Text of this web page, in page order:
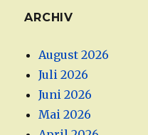
ARCHIV
August 2026
Juli 2026
Juni 2026
Mai 2026